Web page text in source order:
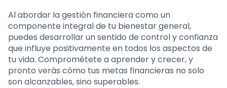
Al abordar la gestión financiera como un
componente integral de tu bienestar general,
puedes desarrollar un sentido de control y confianza
que influye positivamente en todos los aspectos de
tu vida. Comprométete a aprender y crecer, y
pronto verás cómo tus metas financieras no solo
son alcanzables, sino superables.